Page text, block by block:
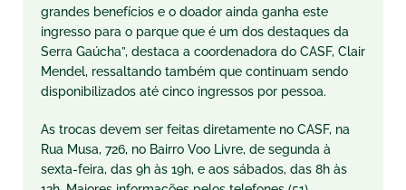
grandes benefícios e o doador ainda ganha este
ingresso para o parque que é um dos destaques da
Serra Gaúcha”, destaca a coordenadora do CASF, Clair
Mendel, ressaltando também que continuam sendo
disponibilizados até cinco ingressos por pessoa.
As trocas devem ser feitas diretamente no CASF, na
Rua Musa, 726, no Bairro Voo Livre, de segunda à
sexta-feira, das 9h às 19h, e aos sábados, das 8h às